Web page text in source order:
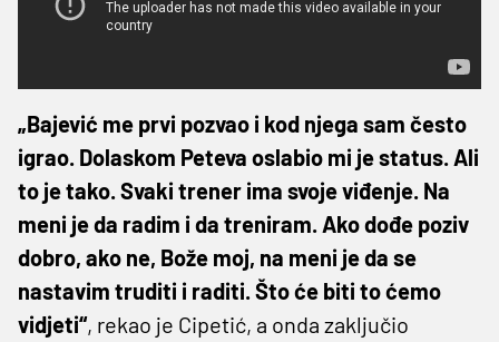
„Bajević me prvi pozvao i kod njega sam često
igrao. Dolaskom Peteva oslabio mi je status. Ali
to je tako. Svaki trener ima svoje viđenje. Na
meni je da radim i da treniram. Ako dođe poziv
dobro, ako ne, Bože moj, na meni je da se
nastavim truditi i raditi. Što će biti to ćemo
vidjeti“, rekao je Cipetić, a onda zaključio